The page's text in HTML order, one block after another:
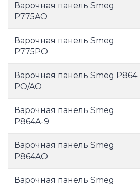
Варочная панель Smeg
P775AO
Варочная панель Smeg
P775PO
Варочная панель Smeg P864
PO/AO
Варочная панель Smeg
P864A-9
Варочная панель Smeg
P864AO
Варочная панель Smeg